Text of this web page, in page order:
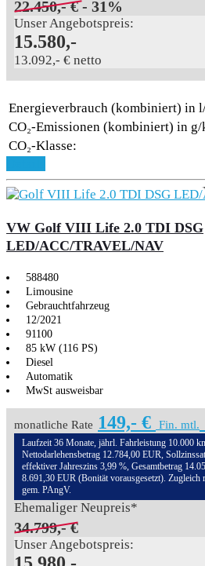
22.450,- € - 31%
Unser Angebotspreis:
15.580,-
13.092,- € netto
Energieverbrauch (kombiniert) in
CO₂-Emissionen (kombiniert) in g/
CO₂-Klasse:
VW Golf VIII Life 2.0 TDI DSG
LED/ACC/TRAVEL/NAV
588480
Limousine
Gebrauchtfahrzeug
12/2021
91100
85 kW (116 PS)
Diesel
Automatik
MwSt ausweisbar
monatliche Rate 149,- € Fin. mtl.
Laufzeit 36 Monate, jährl. Fahrleistung 10.000
Nettodarlehensbetrag 12.784,00 EUR,
effektiver Jahreszins 3,99 %, Gesamtbetrag
8.691,30 EUR (Bonität vorausgesetzt). Zugleich
gem. PAngV.
Ehemaliger Neupreis*
34.799,- €
Unser Angebotspreis: